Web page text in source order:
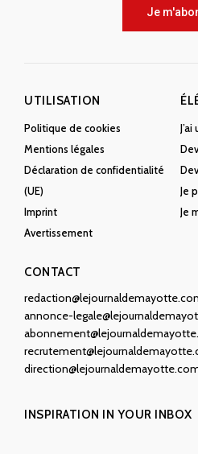
Je
UTILISATION
Politique de cookies
Mentions légales
Déclaration de confidentialité
(UE)
Imprint
Avertissement
Je
Je
CONTACT
annonce-
INSPIRATION IN YOUR INBOX